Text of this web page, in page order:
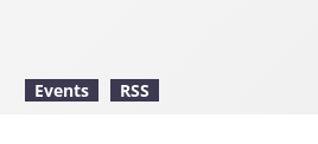
Events RSS